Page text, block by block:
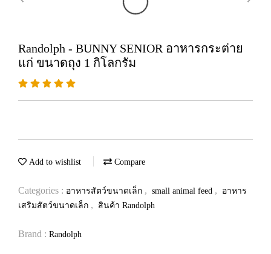
Randolph - BUNNY SENIOR อาหารกระต่าย
แก่ ขนาดถุง 1 กิโลกรัม
Add to wishlist Compare
Categories : อาหารสัตว์ขนาดเล็ก , small animal feed ,
อาหาร
เสริมสัตว์ขนาดเล็ก , สินค้า Randolph
Brand : Randolph